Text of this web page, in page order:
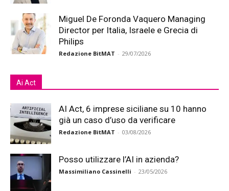
Miguel De Foronda Vaquero Managing
Director per Italia, Israele e Grecia di
Philips
Redazione BitMAT - 29/07/2026
Ai Act
AI Act, 6 imprese siciliane su 10 hanno
già un caso d’uso da verificare
Redazione BitMAT - 03/08/2026
Posso utilizzare l’AI in azienda?
Massimiliano Cassinelli - 23/05/2026